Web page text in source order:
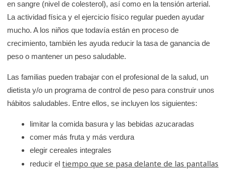
en sangre (nivel de colesterol), así como en la tensión arterial.
La actividad física y el ejercicio físico regular pueden ayudar
mucho. A los niños que todavía están en proceso de
crecimiento, también les ayuda reducir la tasa de ganancia de
peso o mantener un peso saludable.
Las familias pueden trabajar con el profesional de la salud, un
dietista y/o un programa de control de peso para construir unos
hábitos saludables. Entre ellos, se incluyen los siguientes:
limitar la comida basura y las bebidas azucaradas
comer más fruta y más verdura
elegir cereales integrales
reducir eltiempo que se pasa delante de las pantallas